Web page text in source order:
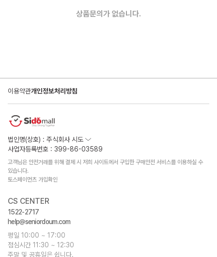
상품문의가 없습니다.
이용약관개인정보처리방침
법인명(상호) : 주식회사 시도
사업자등록번호 : 399-86-03589
고객님은 안전거래를 위해 결제 시 저희 사이트에서 구입한 구매안전 서비스를 이용하실 수
있습니다.
토스페이먼츠 가입확인
CS CENTER
1522-2717
help@seniordoum.com
평일 10:00 ~ 17:00
점심시간 11:30 ~ 12:30
주말 및 공휴일은 쉽니다.